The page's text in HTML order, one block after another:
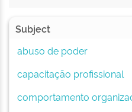
Subject
abuso de poder
capacitação profissional
comportamento